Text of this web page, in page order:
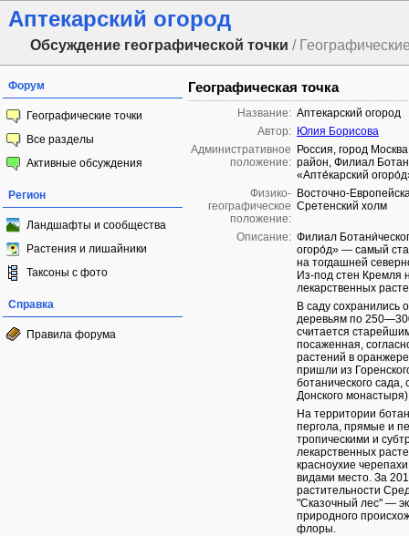
Аптекарский огород
Обсуждение географической точки /
Форум
Географические точки
Все разделы
Активные обсуждения
Регион
Ландшафты и сообщества
Растения и лишайники
Таксоны с фото
Справка
Правила форума
Географическая точка
Название: Аптекарский огород
Автор: Юлия Борисова
Административное
положение:
Россия, город
район, Филиал
«Апте́карский
Физико-
географическое
положение:
Восточно-
Сретенский холм
Описание: Филиал
огоро́д» — самый
на тогдашней
Из-под стен Кремля
лекарственных
В саду сохранились
деревьям по
считается
посаженная,
растений в
пришли из
ботанического
Донского
На территории
пергола, прямые и
тропическими и
лекарственных
красноухие
видами место. За
растительности
"Сказочный лес" —
природного
флоры.